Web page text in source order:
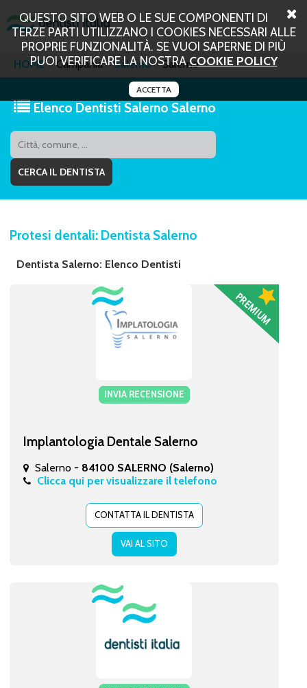
QUESTO SITO WEB O LE SUE COMPONENTI DI
TERZE PARTI UTILIZZANO I COOKIES NECESSARI ALLE
PROPRIE FUNZIONALITÀ. SE VUOI SAPERNE DI PIÙ
PUOI VERIFICARE LA NOSTRACOOKIE POLICY
ACCETTA
HOME Campania Salerno Salerno
Elenco Dentisti Salerno Salerno
Protesi dentali: Dentista Salerno
Dentista Salerno: Elenco Dentisti
INVIA RECENSIONE
Implantologia Dentale Salerno
Salerno - 84100 SALERNO (Salerno)
Clicca qui per visualizzare il telefono
CONTATTA IL DENTISTA
VAI AL SITO